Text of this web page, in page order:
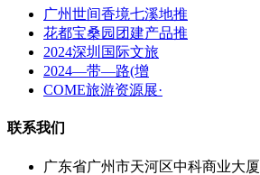
广州世间香境七溪地推
花都宝桑园团建产品推
2024深圳国际文旅
2024—带—路(增
COME旅游资源展·
联系我们
广东省广州市天河区中科商业大厦